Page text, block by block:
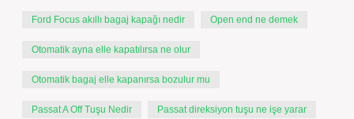
Ford Focus akıllı bagaj kapağı nedir Open end ne demek
Otomatik ayna elle kapatılırsa ne olur
Otomatik bagaj elle kapanırsa bozulur mu
Passat A Off Tuşu Nedir Passat direksiyon tuşu ne işe yarar